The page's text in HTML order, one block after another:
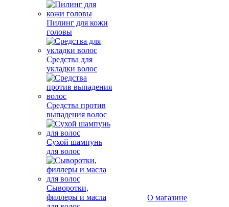
Пилинг для кожи
головы
Средства для
укладки волос
Средства против
выпадения волос
Сухой шампунь
для волос
Сыворотки,
филлеры и масла
О магазине